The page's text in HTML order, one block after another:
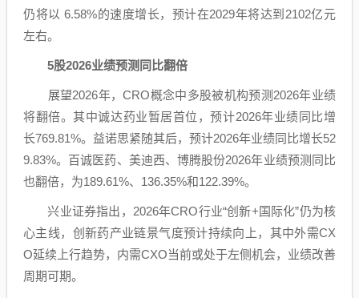
仍将以 6.58%的速度增长，预计在2029年将达到2102亿元
左右。
5股2026业绩预测同比翻倍
展望2026年，CRO概念中多股被机构预测2026年业绩
将翻倍。其中诚达药业暂居首位，预计2026年业绩同比增
长769.81%。 益诺思紧随其后，预计2026年业绩同比增长52
9.83%。 百诚医药、 美迪西、博腾股份2026年业绩预测同比
也翻倍，为189.61%、136.35%和122.39%。
兴业证券指出，2026年CRO行业“创新+国际化”仍为核
心主线，创新药产业链景气度预计持续向上，其中外需CX
O延续上行趋势，内需CXO当前或处于左侧机会，业绩改善
周期可期。